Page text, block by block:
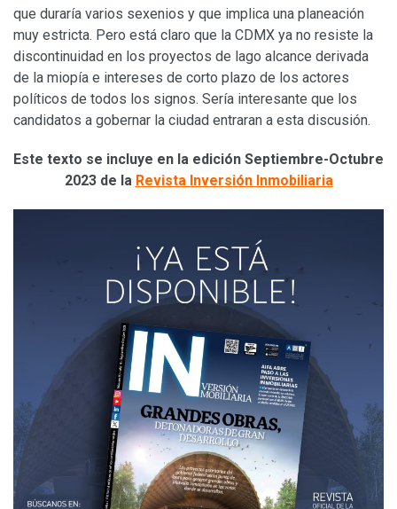
que duraría varios sexenios y que implica una planeación
muy estricta. Pero está claro que la CDMX ya no resiste la
discontinuidad en los proyectos de lago alcance derivada
de la miopía e intereses de corto plazo de los actores
políticos de todos los signos. Sería interesante que los
candidatos a gobernar la ciudad entraran a esta discusión.
Este texto se incluye en la edición Septiembre-Octubre
2023 de la Revista Inversión Inmobiliaria